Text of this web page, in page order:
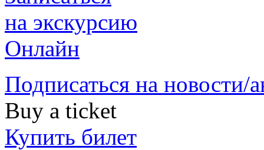
на экскурсию
Онлайн
Подписаться на новости/
Buy a ticket
Купить билет